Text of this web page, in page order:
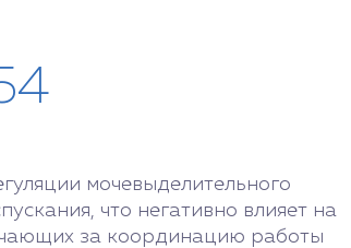
мочевыделительного
что негативно влияет на
за координацию работы